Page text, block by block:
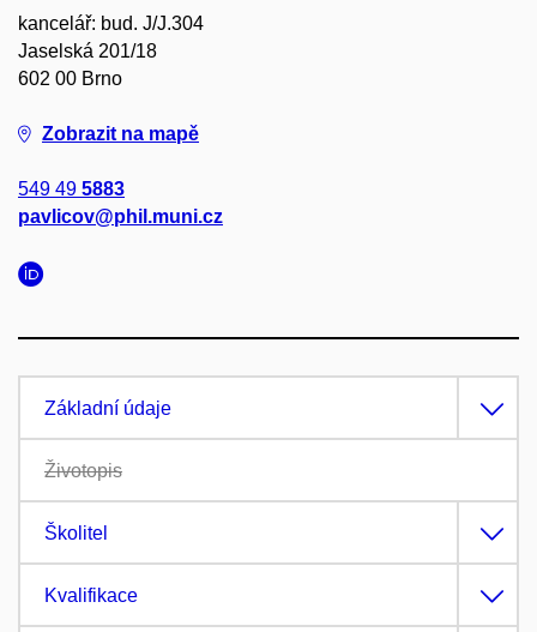
kancelář: bud. J/J.304
Jaselská 201/18
602 00 Brno
Zobrazit na mapě
549 49 5883
pavlicov@phil.muni.cz
Základní údaje
Životopis
Školitel
Kvalifikace